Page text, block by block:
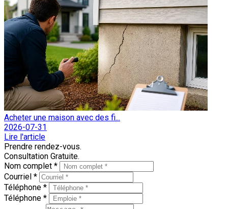
Acheter une maison avec des fi...
2026-07-31
Lire l'article
Prendre rendez-vous.
Consultation Gratuite.
Nom complet *
Courriel *
Téléphone *
Téléphone *